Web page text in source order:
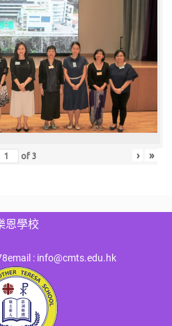
of3 › »
恩學校
email : info@cmts.edu.hk